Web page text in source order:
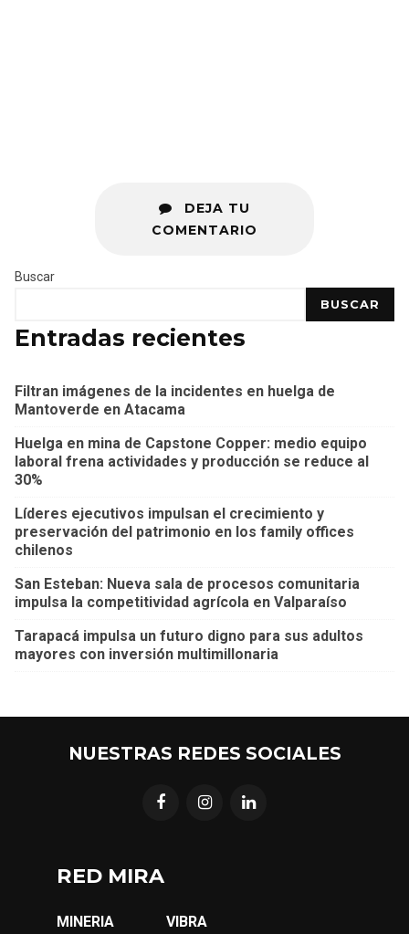
DEJA TU
COMENTARIO
Buscar
BUSCAR
Entradas recientes
Filtran imágenes de la incidentes en huelga de
Mantoverde en Atacama
Huelga en mina de Capstone Copper: medio equipo
laboral frena actividades y producción se reduce al
30%
Líderes ejecutivos impulsan el crecimiento y
preservación del patrimonio en los family offices
chilenos
San Esteban: Nueva sala de procesos comunitaria
impulsa la competitividad agrícola en Valparaíso
Tarapacá impulsa un futuro digno para sus adultos
mayores con inversión multimillonaria
NUESTRAS REDES SOCIALES
RED MIRA
MINERIA VIBRA